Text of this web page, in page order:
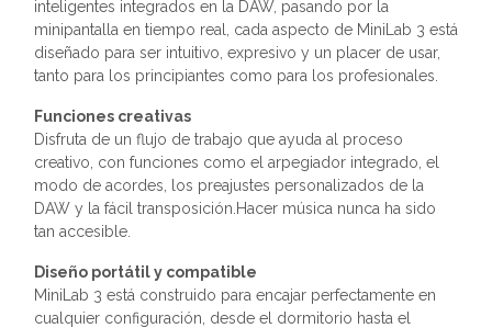
inteligentes integrados en la DAW, pasando por la
minipantalla en tiempo real, cada aspecto de MiniLab 3 está
diseñado para ser intuitivo, expresivo y un placer de usar,
tanto para los principiantes como para los profesionales.
Funciones creativas
Disfruta de un flujo de trabajo que ayuda al proceso
creativo, con funciones como el arpegiador integrado, el
modo de acordes, los preajustes personalizados de la
DAW y la fácil transposición.Hacer música nunca ha sido
tan accesible.
Diseño portátil y compatible
MiniLab 3 está construido para encajar perfectamente en
cualquier configuración, desde el dormitorio hasta el